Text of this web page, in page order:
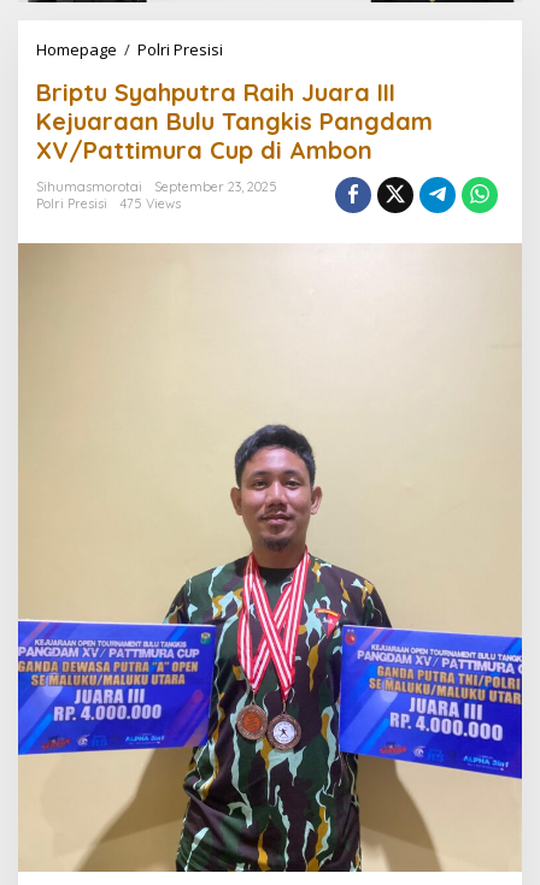
Homepage / Polri Presisi
i
p
u
S
h
u
a
I
I
I
K
e
j
u
a
r
a
a
n
B
u
l
Briptu Syahputra Raih Juara III
Kejuaraan Bulu Tangkis Pangdam
XV/Pattimura Cup di Ambon
Sihumasmorotai
September 23, 2025
Polri Presisi
475 Views